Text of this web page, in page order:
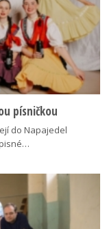
písničkou
do Napajedel